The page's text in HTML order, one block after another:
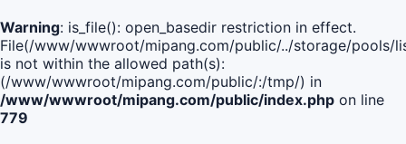
Warning: is_file(): open_basedir restriction in effect.
File(/www/wwwroot/mipang.com/public/../storage/pools/
is not within the allowed path(s):
(/www/wwwroot/mipang.com/public/:/tmp/) in
/www/wwwroot/mipang.com/public/index.php on line
779